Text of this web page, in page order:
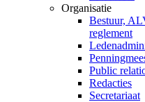
Organisatie
Bestuur,
reglement
Public
Redacties
Secretariaat